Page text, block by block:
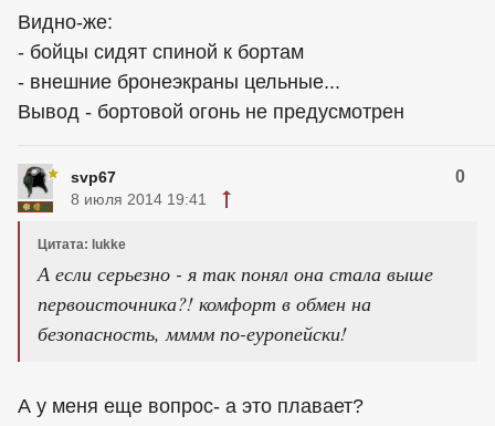
Видно-же:
- бойцы сидят спиной к бортам
- внешние бронеэкраны цельные...
Вывод - бортовой огонь не предусмотрен
svp67 0
8 июля 2014 19:41
Цитата: lukke
А если серьезно - я так понял она стала выше
первоисточника?! комфорт в обмен на
безопасность, мммм по-еуропейски!
А у меня еще вопрос- а это плавает?